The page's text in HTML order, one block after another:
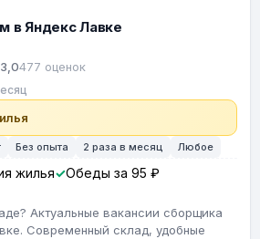
в Яндекс Лавке
3,0477 оценок
Без опыта 2 раза в месяц Любое
жилья
Обеды за 95 ₽
Актуальные вакансии сборщика
Современный склад, удобные